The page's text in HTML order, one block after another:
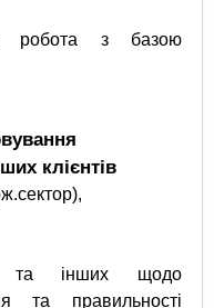
робота з базою
клієнтів
та інших щодо
та правильності